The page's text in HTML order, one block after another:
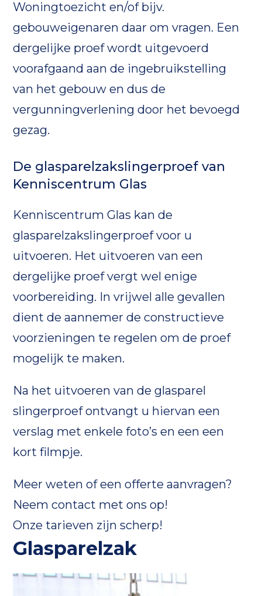
Woningtoezicht en/of bijv.
gebouweigenaren daar om vragen. Een
dergelijke proef wordt uitgevoerd
voorafgaand aan de ingebruikstelling
van het gebouw en dus de
vergunningverlening door het bevoegd
gezag.
De glasparelzakslingerproef van
Kenniscentrum Glas
Kenniscentrum Glas kan de
glasparelzakslingerproef voor u
uitvoeren. Het uitvoeren van een
dergelijke proef vergt wel enige
voorbereiding. In vrijwel alle gevallen
dient de aannemer de constructieve
voorzieningen te regelen om de proef
mogelijk te maken.
Na het uitvoeren van de glasparel
slingerproef ontvangt u hiervan een
verslag met enkele foto’s en een een
kort filmpje.
Meer weten of een offerte aanvragen?
Neem contact met ons op!
Onze tarieven zijn scherp!
Glasparelzak